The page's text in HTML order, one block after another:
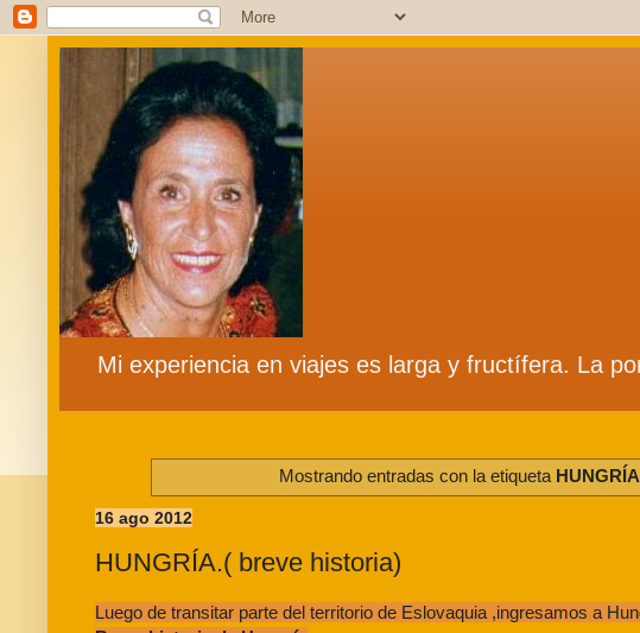
Mi experiencia en viajes es larga y fructífera. La
Mostrando entradas con la etiqueta
16 ago 2012
HUNGRÍA.( breve historia)
Luego de transitar parte del territorio de Eslovaquia ,ingresamos a